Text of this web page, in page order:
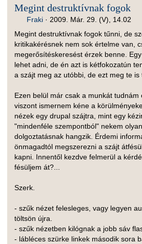
Megint destruktívnak fogok
Fraki ·2009. Már. 29. (V), 14.02
Megint destruktívnak fogok tűnni, de
kritikakérésnek nem sok értelme van,
megerősítéskeresést érzek benne.
lehet adni, de én azt is kétfokozatún
a szájt meg az utóbbi, de ezt meg te is
Ezen belül már csak a munkát tudnám
viszont ismernem kéne a
nézek egy drupal szájtra, mint egy
"mindenféle szempontból" nekem
dolgoztatásnak hangzik. Érdemi
önmagadtól megszerezni a szájt
kapni. Innentől kezdve felmerül a
fésüljem át?...
Szerk.
- szűk nézet felesleges, vagy legyen
töltsön újra.
- szűk nézetben kilógnak a jobb sáv
- lábléces szürke linkek második sora